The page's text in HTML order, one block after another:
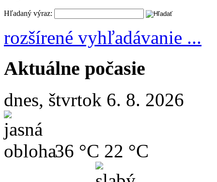
Hľadaný výraz:
rozšírené vyhľadávanie ...
Aktuálne počasie
dnes, štvrtok 6. 8. 2026
36 °C 22 °C